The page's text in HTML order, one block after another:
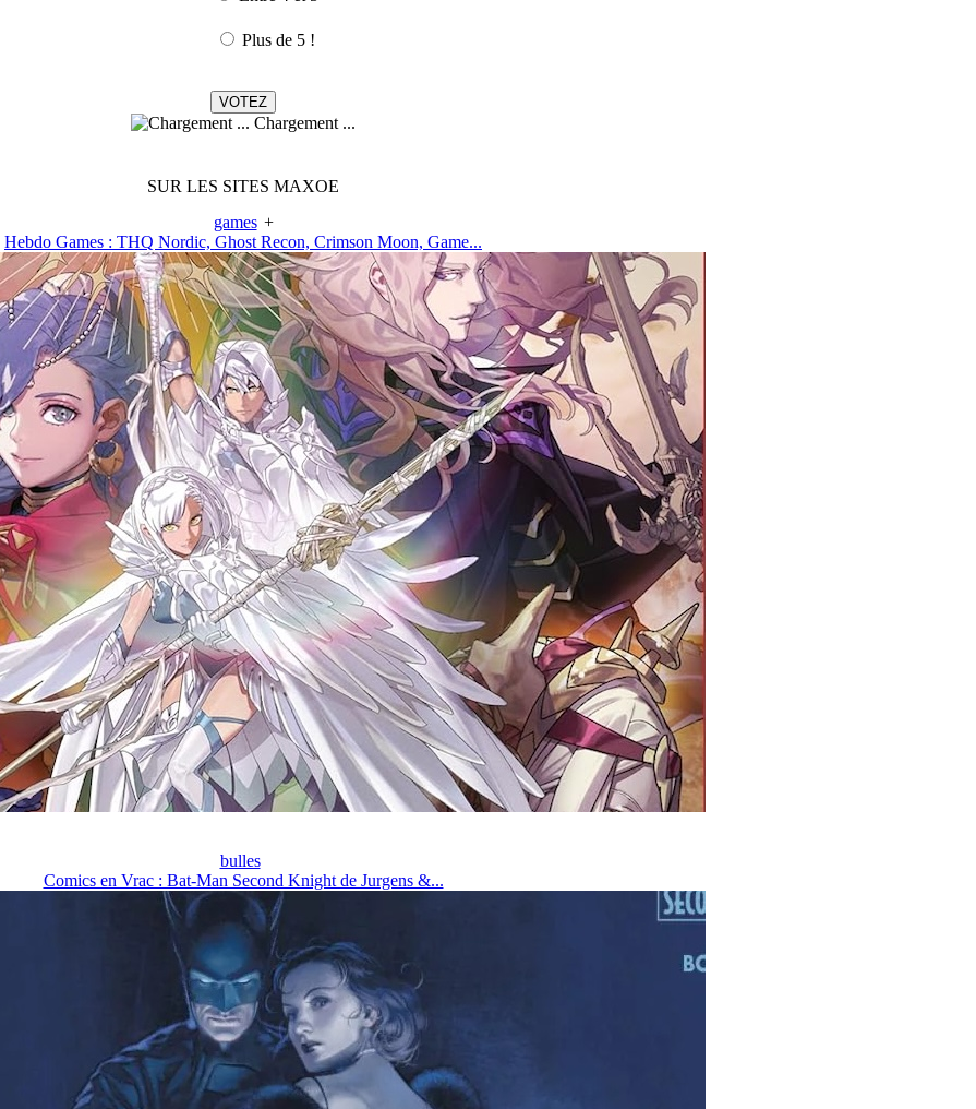
Plus de 5 !
Chargement ...
SUR LES SITES MAXOE
games +
Hebdo Games : THQ Nordic, Ghost Recon, Crimson Moon, Game...
bulles
Comics en Vrac : Bat-Man Second Knight de Jurgens &...